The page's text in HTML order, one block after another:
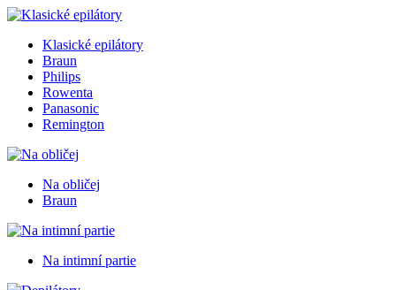
Klasické epilátory
Braun
Philips
Rowenta
Panasonic
Remington
Na obličej
Braun
Na intimní partie